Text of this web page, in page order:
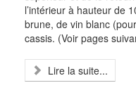
l’intérieur à hauteur de
brune, de vin blanc
cassis. (Voir pages
Lire la suite...